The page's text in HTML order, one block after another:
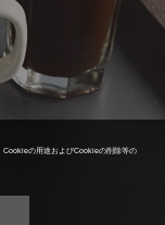
Cookieの用途およびCookieの削除等の